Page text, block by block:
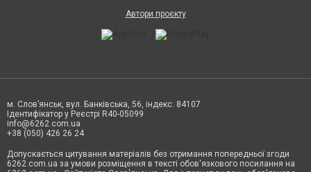
Автори проєкту
м. Слов’янськ, вул. Банківська, 56, індекс: 84107
Ідентифікатор у Реєстрі R40-05099
info@6262.com.ua
+38 (050) 426 26 24
Допускається цитування матеріалів без отримання попередньої згоди
6262.com.ua за умови розміщення в тексті обов'язкового посилання на